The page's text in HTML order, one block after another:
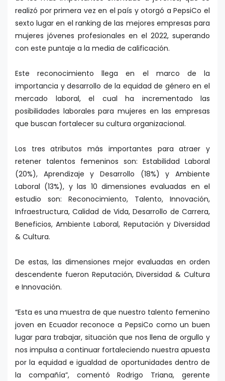
realizó por primera vez en el país y otorgó a PepsiCo el
sexto lugar en el ranking de las mejores empresas para
mujeres jóvenes profesionales en el 2022, superando
con este puntaje a la media de calificación.
Este reconocimiento llega en el marco de la
importancia y desarrollo de la equidad de género en el
mercado laboral, el cual ha incrementado las
posibilidades laborales para mujeres en las empresas
que buscan fortalecer su cultura organizacional.
Los tres atributos más importantes para atraer y
retener talentos femeninos son: Estabilidad Laboral
(20%), Aprendizaje y Desarrollo (18%) y Ambiente
Laboral (13%), y las 10 dimensiones evaluadas en el
estudio son: Reconocimiento, Talento, Innovación,
Infraestructura, Calidad de Vida, Desarrollo de Carrera,
Beneficios, Ambiente Laboral, Reputación y Diversidad
& Cultura.
De estas, las dimensiones mejor evaluadas en orden
descendente fueron Reputación, Diversidad & Cultura
e Innovación.
“Esta es una muestra de que nuestro talento femenino
joven en Ecuador reconoce a PepsiCo como un buen
lugar para trabajar, situación que nos llena de orgullo y
nos impulsa a continuar fortaleciendo nuestra apuesta
por la equidad e igualdad de oportunidades dentro de
la compañía”, comentó Rodrigo Triana, gerente